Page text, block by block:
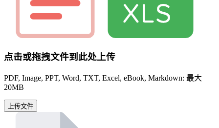
点击或拖拽文件到此处上传
PDF, Image, PPT, Word, TXT, Excel, eBook, Markdown: 最大
20MB
上传文件